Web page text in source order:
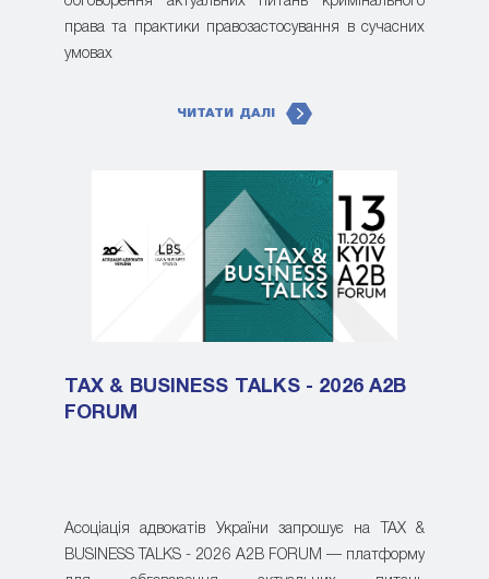
права та практики правозастосування в сучасних
умовах
ЧИТАТИ ДАЛІ
TAX & BUSINESS TALKS - 2026 A2B
FORUM
Асоціація адвокатів України запрошує на TAX &
BUSINESS TALKS - 2026 A2B FORUM — платформу